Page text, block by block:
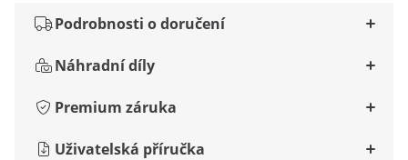
Podrobnosti o doručení
Náhradní díly
Premium záruka
Uživatelská příručka